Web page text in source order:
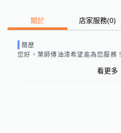
關於 店家服務(0)
簡歷
您好， 葉師傅油漆希望能為您服務！
看更多